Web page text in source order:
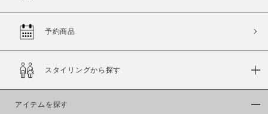
予約商品
スタイリングから探す
アイテムを探す